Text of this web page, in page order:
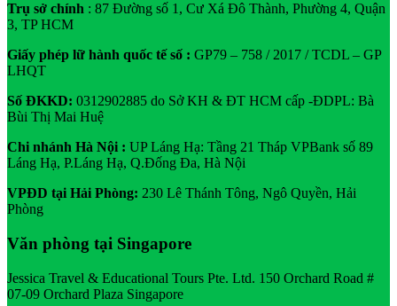
Trụ sở chính : 87 Đường số 1, Cư Xá Đô Thành, Phường 4, Quận
3, TP HCM
Giấy phép lữ hành quốc tế số : GP79 – 758 / 2017 / TCDL – GP
LHQT
Số ĐKKD: 0312902885 do Sở KH & ĐT HCM cấp -ĐDPL: Bà
Bùi Thị Mai Huệ
Chi nhánh Hà Nội : UP Láng Hạ: Tầng 21 Tháp VPBank số 89
Láng Hạ, P.Láng Hạ, Q.Đống Đa, Hà Nội
VPĐD tại Hải Phòng: 230 Lê Thánh Tông, Ngô Quyền, Hải
Phòng
Văn phòng tại Singapore
Jessica Travel & Educational Tours Pte. Ltd. 150 Orchard Road #
07-09 Orchard Plaza Singapore